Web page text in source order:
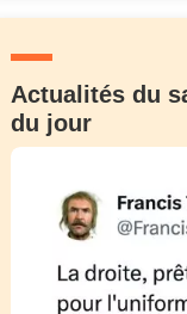
Actualités du
du jour